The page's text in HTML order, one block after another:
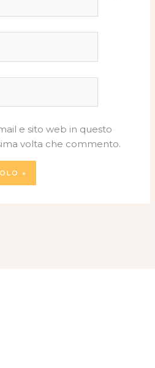
e sito web in questo
volta che commento.